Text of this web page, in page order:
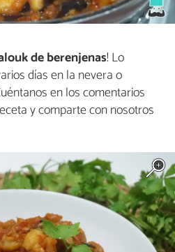
de berenjenas! Lo
días en la nevera o
en los comentarios
y comparte con nosotros